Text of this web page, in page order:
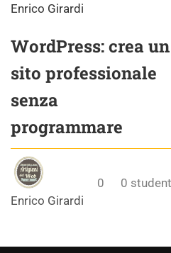
Enrico Girardi
WordPress: crea un
sito professionale
senza
programmare
Enrico Girardi
0 0 student